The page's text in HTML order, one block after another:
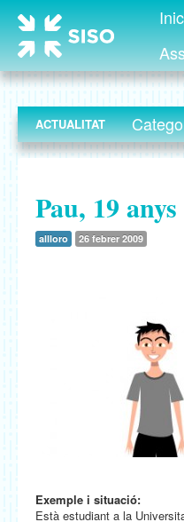
ACTUALITAT
Pau, 19 anys
allloro 26 febrer 2009
Exemple i situació:
Està estudiant a la